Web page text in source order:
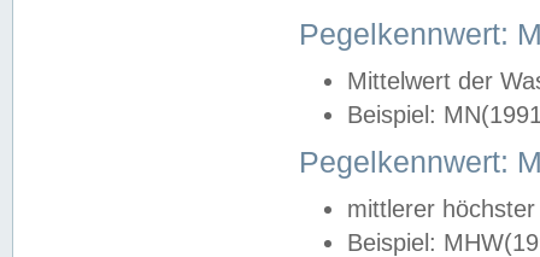
Pegelkennwert:
Mittelwert der
Beispiel:
Pegelkennwert:
mittlerer
Beispiel: